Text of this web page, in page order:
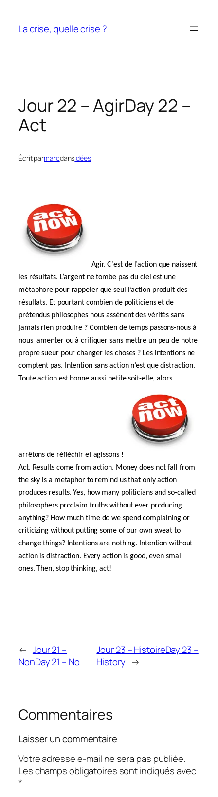
contenu
La crise, quelle crise ?
Jour 22 – AgirDay 22 –
Act
Écrit parmarcdansIdées
Agir. C’est de l’action que naissent
les résultats. L’argent ne tombe pas du ciel est une
métaphore pour rappeler que seul l’action produit des
résultats. Et pourtant combien de politiciens et de
prétendus philosophes nous assènent des vérités sans
jamais rien produire ? Combien de temps passons-nous à
nous lamenter ou à critiquer sans mettre un peu de notre
propre sueur pour changer les choses ? Les intentions ne
comptent pas. Intention sans action n’est que distraction.
Toute action est bonne aussi petite soit-elle, alors
arrêtons de réfléchir et agissons !
Act. Results come from action. Money does not fall from
the sky is a metaphor to remind us that only action
produces results. Yes, how many politicians and so-called
philosophers proclaim truths without ever producing
anything? How much time do we spend complaining or
criticizing without putting some of our own sweat to
change things? Intentions are nothing. Intention without
action is distraction. Every action is good, even small
ones. Then, stop thinking, act!
← Jour 21 –
NonDay 21 – No
Jour 23 – HistoireDay 23 –
History →
Commentaires
Laisser un commentaire
Votre adresse e-mail ne sera pas publiée.
Les champs obligatoires sont indiqués avec
*